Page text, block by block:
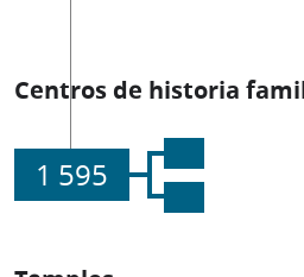
Centros de historia
1 595